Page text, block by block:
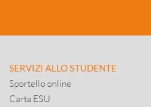
SERVIZI ALLO STUDENTE
Sportello online
Carta ESU